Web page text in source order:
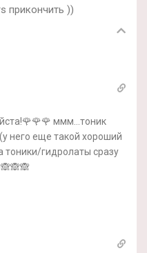
прикончить ))
ммм…тоник
него еще такой хороший
тоники/гидролаты сразу